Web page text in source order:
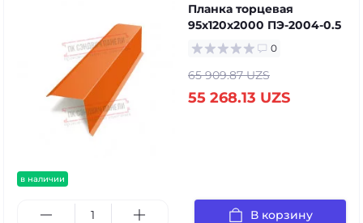
в наличии
Планка торцевая
95х120х2000 ПЭ-2004-0.5
0
65 909.87 UZS
55 268.13 UZS
В корзину